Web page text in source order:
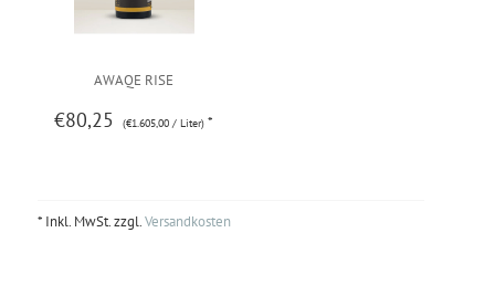
AWAQE RISE
€80,25 (€1.605,00 / Liter) *
* Inkl. MwSt. zzgl.Versandkosten